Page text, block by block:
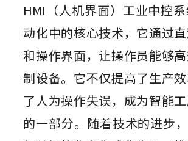
AI美化PPT
HMI（人机界面）工业中控
动化中的核心技术，它通过
和操作界面，让操作员能够
制设备。它不仅提高了生产
了人为操作失误，成为智能
的一部分。随着技术的进步